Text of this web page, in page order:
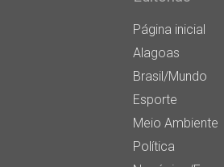
Página inicial
Alagoas
Brasil/Mundo
Esporte
Meio Ambiente
Política